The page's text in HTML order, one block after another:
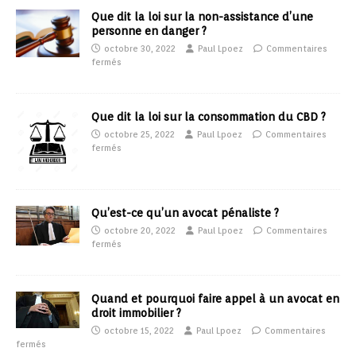
Que dit la loi sur la non-assistance d’une
personne en danger ?
octobre 30, 2022 Paul Lpoez
Commentaires
fermés
Que dit la loi sur la consommation du CBD ?
octobre 25, 2022 Paul Lpoez
Commentaires
fermés
Qu’est-ce qu’un avocat pénaliste ?
octobre 20, 2022 Paul Lpoez
Commentaires
fermés
Quand et pourquoi faire appel à un avocat en
droit immobilier ?
octobre 15, 2022 Paul Lpoez
Commentaires
fermés